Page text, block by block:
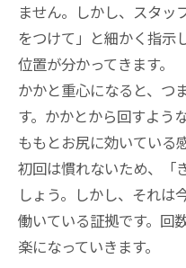
ません。しかし、スタッ
をつけて」と細かく指示
位置が分かってきます。
かかと重心になると、つ
す。かかとから回すよう
ももとお尻に効いている
初回は慣れないため、「
しょう。しかし、それは
働いている証拠です。回
楽になっていきます。